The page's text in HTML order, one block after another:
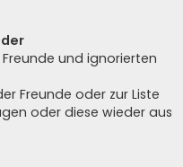
und ignorierten
Freunde oder zur Liste
oder diese wieder aus